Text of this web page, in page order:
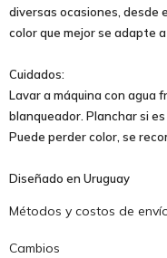
diversas ocasiones, desde
color que mejor se adapte
Cuidados:
Lavar a máquina con agua
blanqueador. Planchar si
Puede perder color, se
Diseñado en Uruguay
Métodos y costos de
Cambios